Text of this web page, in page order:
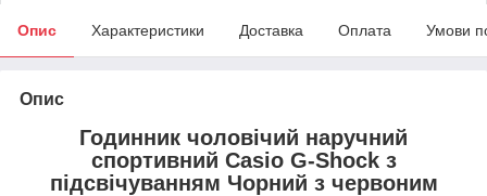
Опис Характеристики Доставка Оплата Умови
Опис
Годинник чоловічий наручний
спортивний Casio G-Shock з
підсвічуванням Чорний з червоним